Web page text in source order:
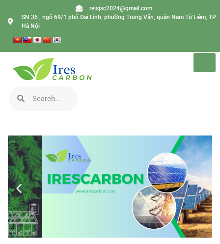
reisjsc2024@gmail.com
SN 36 , ngõ 69/1 phố Đại Linh, phường Trung Văn, quận Nam Từ Liêm, TP
Hà Nội